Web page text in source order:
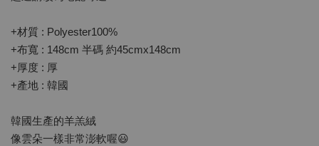
+材質 : Polyester100%
+布寬 : 148cm 半碼 約45cmx148cm
+厚度 : 厚
+產地 : 韓國
韓國生產的羊羔絨
像雲朵一樣非常澎軟喔😃